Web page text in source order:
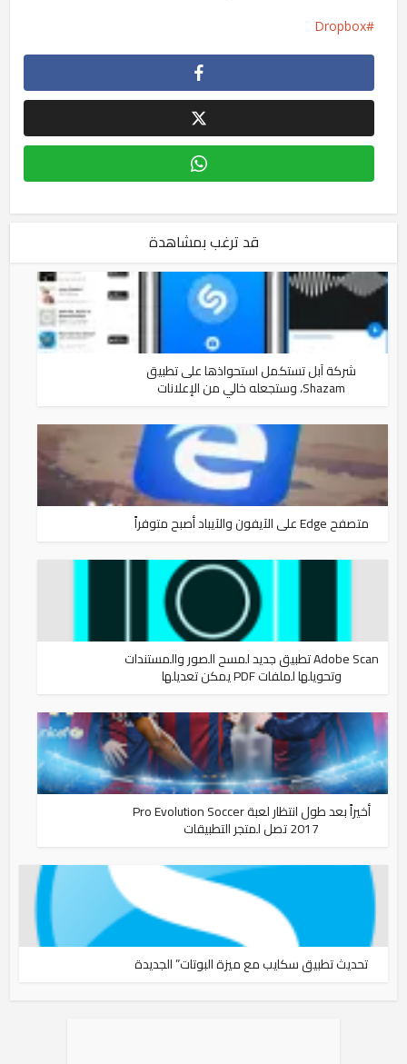
Dropbox
قد ترغب بمشاهدة
شركة آبل تستكمل استحواذها على تطبيق
Shazam، وستجعله خالي من الإعلانات
متصفح Edge على الآيفون والآيباد أصبح متوفراً
Adobe Scan تطبيق جديد لمسح الصور والمستندات
وتحويلها لملفات PDF يمكن تعديلها
أخيراً بعد طول انتظار لعبة Pro Evolution Soccer
2017 تصل لمتجر التطبيقات
تحديث تطبيق سكايب مع ميزة البوتات” الجديدة